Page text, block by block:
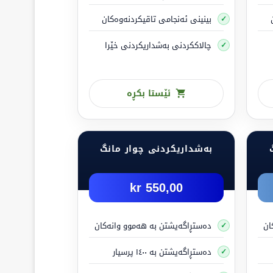
بینینی ئەنجامی تاقیکردنەوەکان
چالاککردنی بەشداریکردنی خێرا
ئێستا بکڕە
بەشداریکردنی چوار مانگ
550,00 kr
دەستڕاگەیشتن بە هەموو وانەکان
دەستڕاگەیشتن بە ١٤٠٠ پرسیار